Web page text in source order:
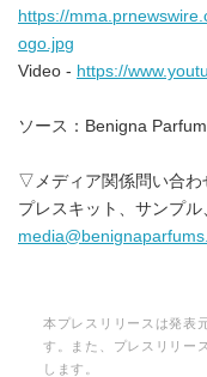
https://
ogo.jpg
Video - https://
ソース：Benigna
▽メディア関係問い合わ
プレスキット、サンプ
本プレスリリースは発表
す。また、プレスリリー
します。